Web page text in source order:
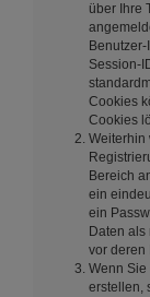
über Ihre
Session-
Cookies
Cookies
Weiterhin
Bereich
ein
ein
Daten
vor deren
Wenn
erstellen,